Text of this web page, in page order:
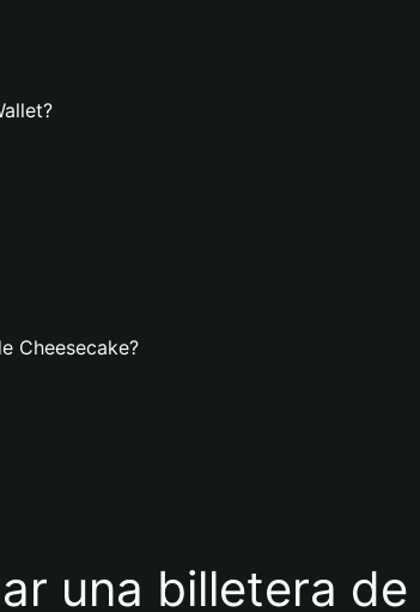
Cheesecake?
una billetera